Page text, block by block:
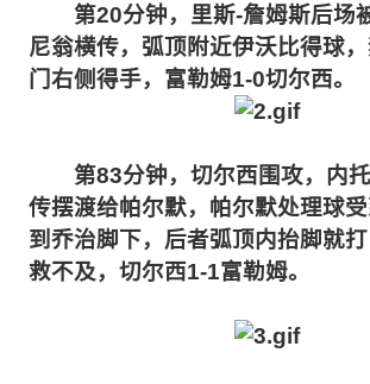
第20分钟，里斯-詹姆斯后场
尼翁横传，弧顶附近伊沃比得球
门右侧得手，富勒姆1-0切尔西。
第83分钟，切尔西围攻，内托
传摆渡给帕尔默，帕尔默处理球
到乔治脚下，后者弧顶内抬脚就
救不及，切尔西1-1富勒姆。